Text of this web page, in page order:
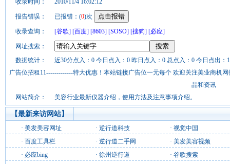
收录时间： 2010/11/4 16:02:12
报告错误： 已报错：(0)次
收录查询： [谷歌] [百度] [8603] [SOSO] [搜狗] [必应]
网址搜索：
数据统计：
近30分点入：0 今日点入：0 昨日点入：0 总点入：0 今日点出：
广告位招租11-------------特大优惠！本站链接广告位一元每个 欢迎关注美业商机
品和资讯
网站简介：
美容行业最新仪器介绍，使用方法及注意事项介绍。
【最新来访网站】
· 美发美容网址 · 逆行道科技 · 视觉中国
· 百度工具栏 · 逆行道二手网 · 美发美容视频
· 必应bing · 徐州逆行道 · 谷歌搜索